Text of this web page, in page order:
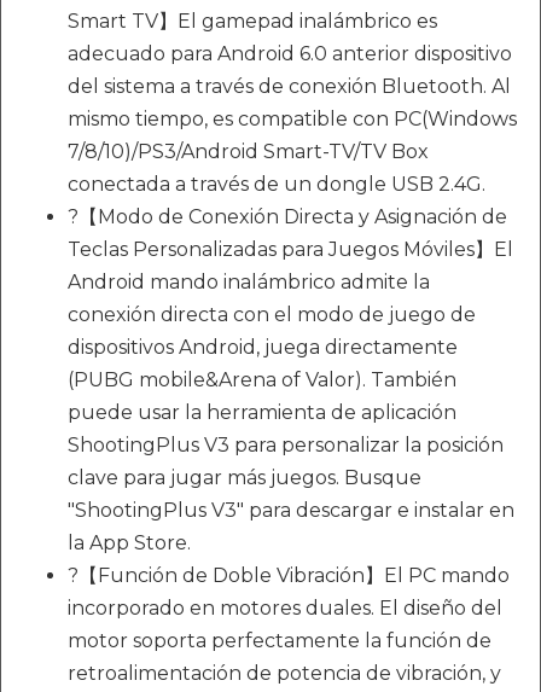
Smart TV】El gamepad inalámbrico es
adecuado para Android 6.0 anterior dispositivo
del sistema a través de conexión Bluetooth. Al
mismo tiempo, es compatible con PC(Windows
7/8/10)/PS3/Android Smart-TV/TV Box
conectada a través de un dongle USB 2.4G.
?【Modo de Conexión Directa y Asignación de
Teclas Personalizadas para Juegos Móviles】El
Android mando inalámbrico admite la
conexión directa con el modo de juego de
dispositivos Android, juega directamente
(PUBG mobile&Arena of Valor). También
puede usar la herramienta de aplicación
ShootingPlus V3 para personalizar la posición
clave para jugar más juegos. Busque
"ShootingPlus V3" para descargar e instalar en
la App Store.
?【Función de Doble Vibración】El PC mando
incorporado en motores duales. El diseño del
motor soporta perfectamente la función de
retroalimentación de potencia de vibración, y